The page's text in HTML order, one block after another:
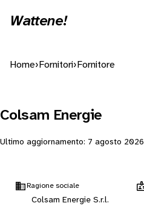
Wattene!
Home› Fornitori› Fornitore
Colsam Energie
Ultimo aggiornamento: 7 agosto 2026
Ragione sociale
Colsam Energie S.r.l.